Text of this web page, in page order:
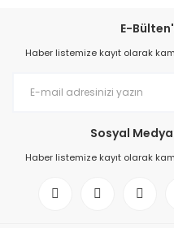
E-
Haber listemize kayıt olarak
Sosyal
Haber listemize kayıt olarak